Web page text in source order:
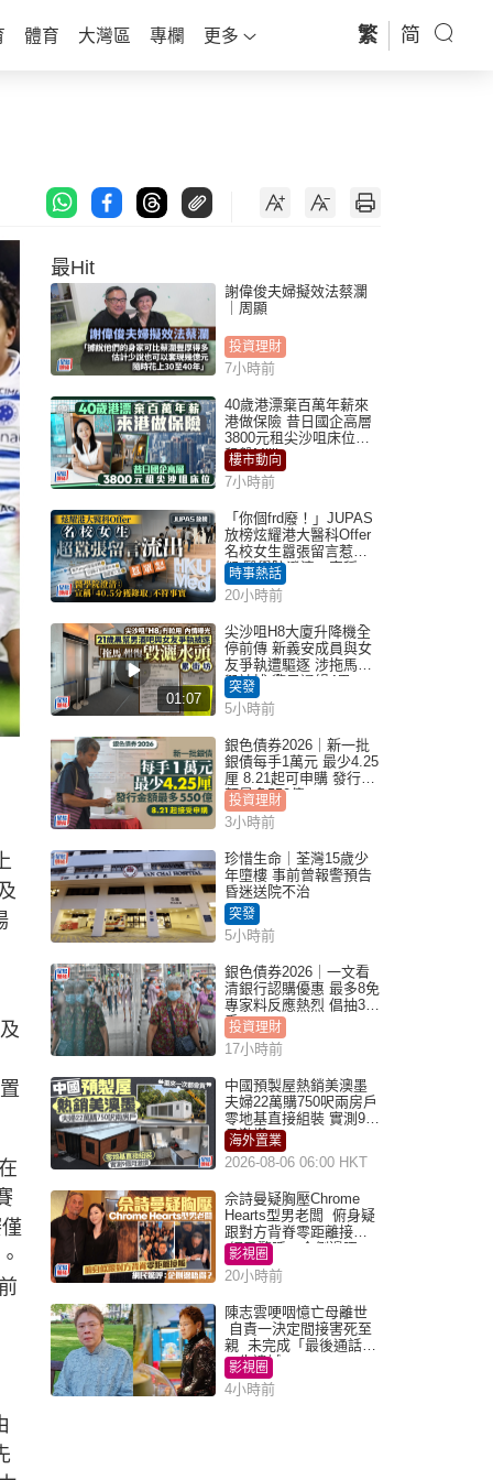
體育 大灣區 專欄 更多 繁 简
最Hit
謝偉俊夫婦擬效法蔡瀾
｜周顯
投資理財
7小時前
40歲港漂棄百萬年薪來
港做保險 昔日國企高層
3800元租尖沙咀床位｜
租盤Million
樓市動向
7小時前
「你個frd廢！」JUPAS
放榜炫耀港大醫科Offer
名校女生囂張留言惹眾
怒 醫學院澄清：宣稱
「40.5分獲錄取」不符事
實｜Juicy叮
時事熱話
20小時前
01:07
尖沙咀H8大廈升降機全
停前傳 新義安成員與女
友爭執遭驅逐 涉拖馬刑
毀被捕 警另通緝4男
突發
5小時前
銀色債券2026｜新一批
銀債每手1萬元 最少4.25
厘 8.21起可申購 發行金
額最多550億
投資理財
3小時前
珍惜生命｜荃灣15歲少
年墮樓 事前曾報警預告
昏迷送院不治
突發
5小時前
銀色債券2026｜一文看
清銀行認購優惠 最多8免
專家料反應熱烈 倡抽30
手
投資理財
17小時前
中國預製屋熱銷美澳墨
夫婦22萬購750呎兩房戶
零地基直接組裝 實測9個
月激讚
海外置業
2026-08-06 06:00 HKT
佘詩曼疑胸壓Chrome
Hearts型男老闆 俯身疑
跟對方背脊零距離接觸
網民驚呼：企側邊唔
得？
影視圈
20小時前
陳志雲哽咽憶亡母離世
自責一決定間接害死至
親 未完成「最後通話」
一生遺憾
影視圈
4小時前